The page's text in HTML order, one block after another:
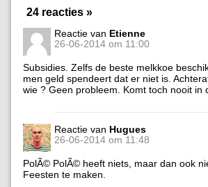
24 reacties »
Reactie van Etienne
26-06-2014 om 11:00
Subsidies. Zelfs de beste melkkoe
men geld spendeert dat er niet is.
wie ? Geen probleem. Komt toch nooit in
Reactie van Hugues
26-06-2014 om 11:48
PolÃ© PolÃ© heeft niets, maar dan ook
Feesten te maken.